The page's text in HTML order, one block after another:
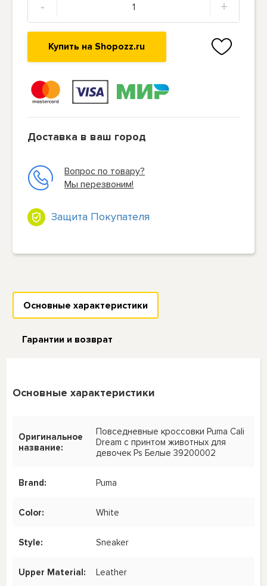
- +
Купить на Shopozz.ru
Доставка в ваш город
Вопрос по товару?
Мы перезвоним!
Защита Покупателя
Основные характеристики
Гарантии и возврат
Основные характеристики
Оригинальное
название:
Повседневные кроссовки Puma Cali
Dream с принтом животных для
девочек Ps Белые 39200002
Brand: Puma
Color: White
Style: Sneaker
Upper Material: Leather